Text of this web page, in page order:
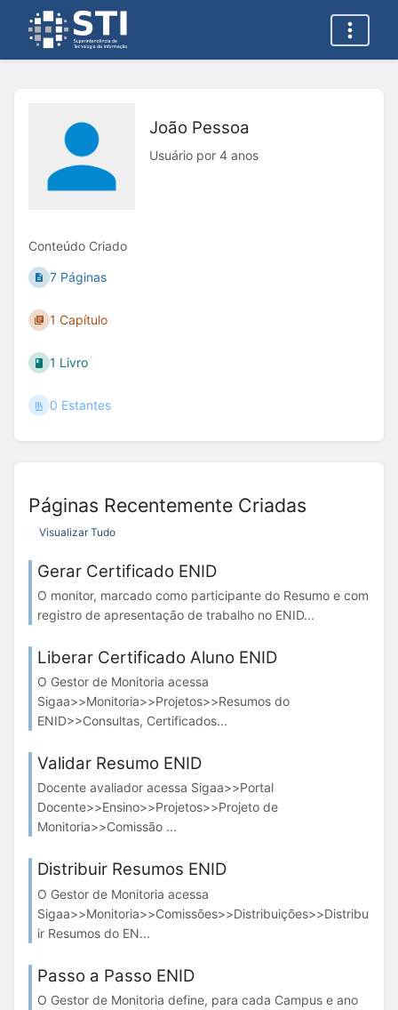
João Pessoa
Usuário por 4 anos
Conteúdo Criado
7 Páginas
1 Capítulo
1 Livro
0 Estantes
Páginas Recentemente Criadas
Visualizar Tudo
Gerar Certificado ENID
O monitor, marcado como participante do Resumo e com
registro de apresentação de trabalho no ENID...
Liberar Certificado Aluno ENID
O Gestor de Monitoria acessa
Sigaa>>Monitoria>>Projetos>>Resumos do
ENID>>Consultas, Certificados...
Validar Resumo ENID
Docente avaliador acessa Sigaa>>Portal
Docente>>Ensino>>Projetos>>Projeto de
Monitoria>>Comissão ...
Distribuir Resumos ENID
O Gestor de Monitoria acessa
Sigaa>>Monitoria>>Comissões>>Distribuições>>Distribu
ir Resumos do EN...
Passo a Passo ENID
O Gestor de Monitoria define, para cada Campus e ano